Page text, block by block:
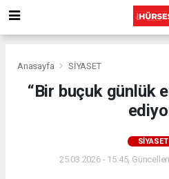
Anasayfa SİYASET
“Bir buçuk günlük
SİYASET
25.03.2026 - 15:45,